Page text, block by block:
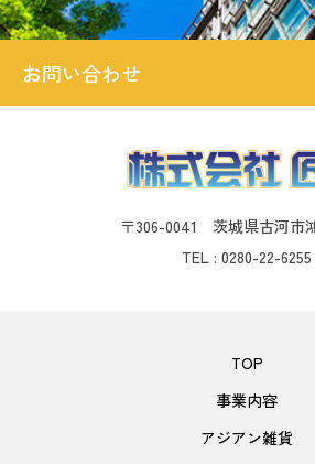
お問い合わせ
〒306-0041 茨城県古河市
TEL : 0280-22-6255
TOP
事業内容
アジアン雑貨